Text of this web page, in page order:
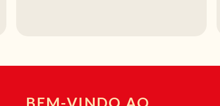
BEM-VINDO AO